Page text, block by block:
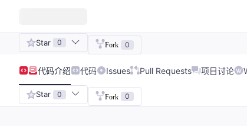
Star 0 Fork 0
代码介绍 代码 Issues Pull Requests 项目讨论
Star 0 Fork 0